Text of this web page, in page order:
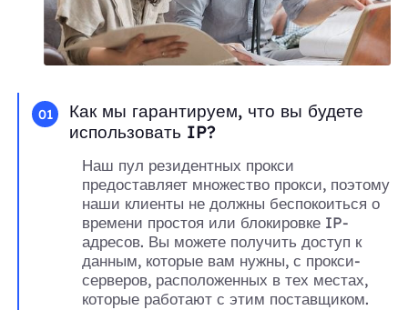
01
Как мы гарантируем, что вы будете
использовать IP?
Наш пул резидентных прокси
предоставляет множество прокси, поэтому
наши клиенты не должны беспокоиться о
времени простоя или блокировке IP-
адресов. Вы можете получить доступ к
данным, которые вам нужны, с прокси-
серверов, расположенных в тех местах,
которые работают с этим поставщиком.